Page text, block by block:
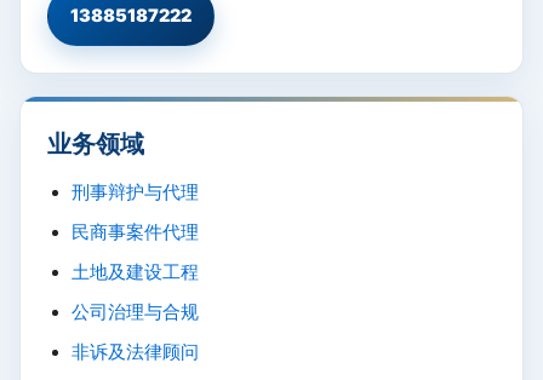
13885187222
业务领域
刑事辩护与代理
民商事案件代理
土地及建设工程
公司治理与合规
非诉及法律顾问